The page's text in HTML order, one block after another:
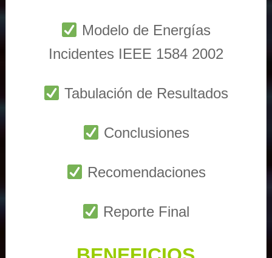
Modelo de Energías
Incidentes IEEE 1584 2002
Tabulación de Resultados
Conclusiones
Recomendaciones
Reporte Final